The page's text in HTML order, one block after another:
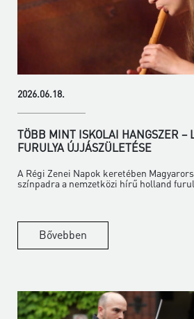
2026.06.18.
TÖBB MINT ISKOLAI HANGSZER –
FURULYA ÚJJÁSZÜLETÉSE
A Régi Zenei Napok keretében
színpadra a nemzetközi hírű holland
Bővebben